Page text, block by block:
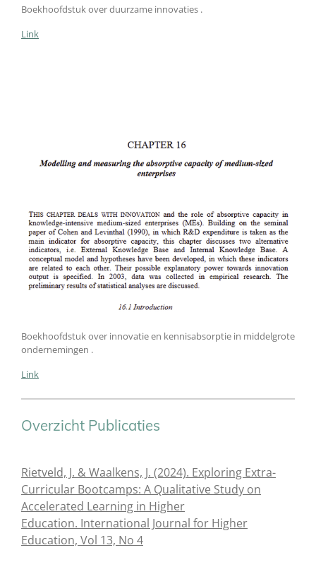
Boekhoofdstuk over duurzame innovaties .
Link
Boekhoofdstuk over innovatie en kennisabsorptie in middelgrote
ondernemingen .
Link
Overzicht Publicaties
Rietveld, J. & Waalkens, J. (2024). Exploring Extra-
Curricular Bootcamps: A Qualitative Study on
Accelerated Learning in Higher
Education. International Journal for Higher
Education, Vol 13, No 4